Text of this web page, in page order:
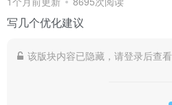
写几个优化建议
该版块内容已隐藏，请登录后查看